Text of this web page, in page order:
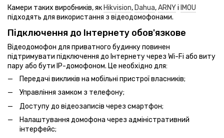
Камери таких виробників, якHikvision,Dahua,ARNYі IMOU
підходять для використання з відеодомофонами.
Підключення до Інтернету обов'язкове
Відеодомофон для приватного будинку повинен
підтримувати підключення до Інтернету через Wi-Fi або виту
пару або бути IP-домофоном. Це необхідно для:
Передачі викликів на мобільні пристрої власників;
Управління замком з телефону;
Доступу до відеозаписів через смартфон;
Налаштування домофона через адміністративний
інтерфейс;